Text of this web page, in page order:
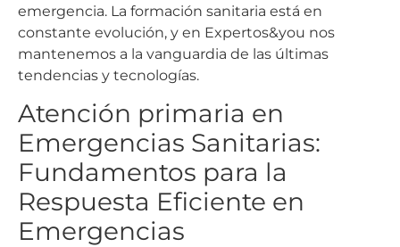
emergencia. La formación sanitaria está en
constante evolución, y en Expertos&you nos
mantenemos a la vanguardia de las últimas
tendencias y tecnologías.
Atención primaria en
Emergencias Sanitarias:
Fundamentos para la
Respuesta Eficiente en
Emergencias